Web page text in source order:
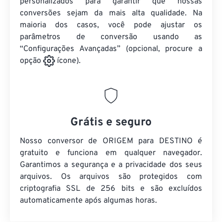
conversões sejam da mais alta qualidade. Na
maioria dos casos, você pode ajustar os
parâmetros de conversão usando as
“Configurações Avançadas” (opcional, procure a
opção
ícone).
Grátis e seguro
Nosso conversor de ORIGEM para DESTINO é
gratuito e funciona em qualquer navegador.
Garantimos a segurança e a privacidade dos seus
arquivos. Os arquivos são protegidos com
criptografia SSL de 256 bits e são excluídos
automaticamente após algumas horas.